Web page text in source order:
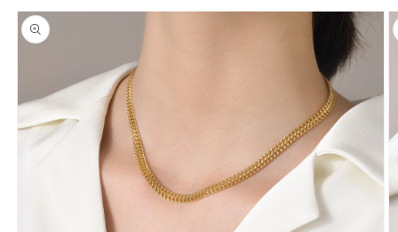
directamente
a la
información